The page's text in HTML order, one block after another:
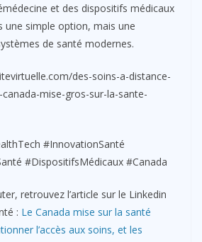
et des dispositifs médicaux
une simple option, mais une
de santé modernes.
des-soins-a-distance-
mise-gros-sur-la-sante-
#InnovationSanté
#DispositifsMédicaux #Canada
retrouvez l’article sur le Linkedin
: Le Canada mise sur la santé
l’accès aux soins, et les